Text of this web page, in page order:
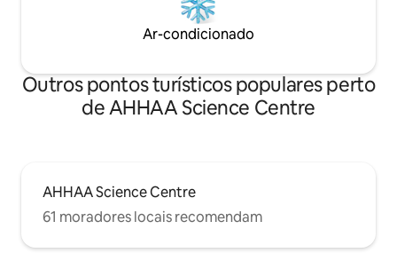
Ar-condicionado
Outros pontos turísticos populares perto
de AHHAA Science Centre
AHHAA Science Centre
61 moradores locais recomendam